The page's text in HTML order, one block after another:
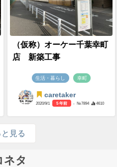
（仮称）オーケー千葉幸町
店 新築工事
生活・暮らし 幸町
caretaker
2020/9/1 5 年前 - №7894 4610
と見る
ネタ